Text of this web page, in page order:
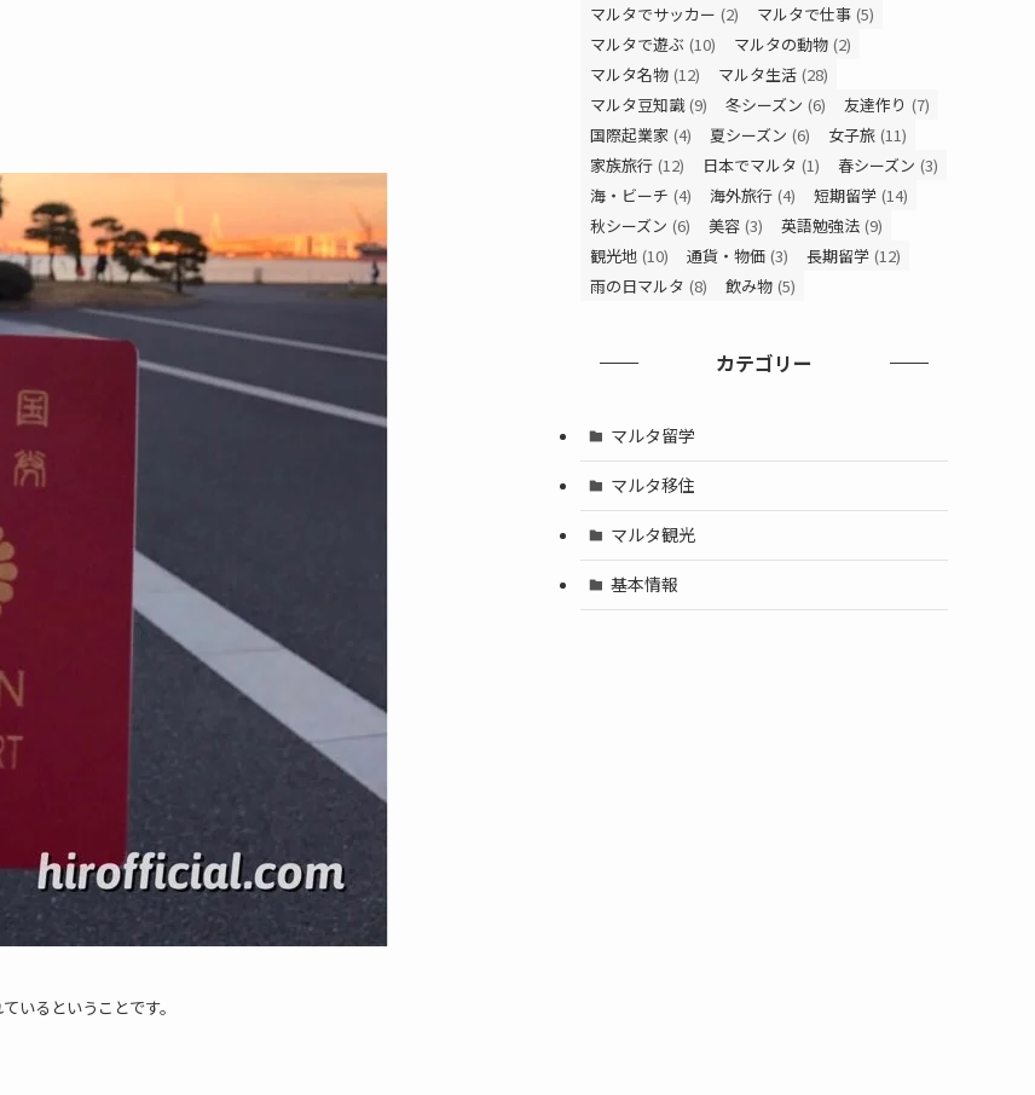
いるということです。
マルタでサッカー (2) マルタで仕事 (5)
マルタで遊ぶ (10) マルタの動物 (2)
マルタ名物 (12) マルタ生活 (28)
マルタ豆知識 (9) 冬シーズン (6) 友達作り (7)
国際起業家 (4) 夏シーズン (6) 女子旅 (11)
家族旅行 (12) 日本でマルタ (1) 春シーズン (3)
海・ビーチ (4) 海外旅行 (4) 短期留学 (14)
秋シーズン (6) 美容 (3) 英語勉強法 (9)
観光地 (10) 通貨・物価 (3) 長期留学 (12)
雨の日マルタ (8) 飲み物 (5)
カテゴリー
マルタ留学
マルタ移住
マルタ観光
基本情報